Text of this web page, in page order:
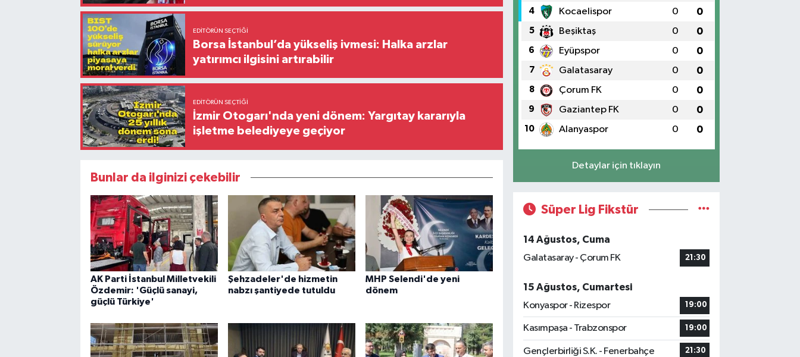
EDITÖRÜN SEÇTIĞI
Borsa İstanbul’da yükseliş ivmesi: Halka arzlar
yatırımcı ilgisini artırabilir
EDITÖRÜN SEÇTIĞI
İzmir Otogarı'nda yeni dönem: Yargıtay kararıyla
işletme belediyeye geçiyor
Bunlar da ilginizi çekebilir
AK Parti İstanbul Milletvekili
Özdemir: 'Güçlü sanayi,
güçlü Türkiye'
Şehzadeler'de hizmetin
nabzı şantiyede tutuldu
MHP Selendi'de yeni
dönem
4 Kocaelispor 0 0
5 Beşiktaş 0 0
6 Eyüpspor 0 0
7 Galatasaray 0 0
8 Çorum FK 0 0
9 Gaziantep FK 0 0
10 Alanyaspor 0 0
Detaylar için tıklayın
Süper Lig Fikstür
14 Ağustos, Cuma
Galatasaray - Çorum FK
21:30
15 Ağustos, Cumartesi
Konyaspor - Rizespor
19:00
Kasımpaşa - Trabzonspor 19:00
Gençlerbirliği S.K. - Fenerbahçe 21:30